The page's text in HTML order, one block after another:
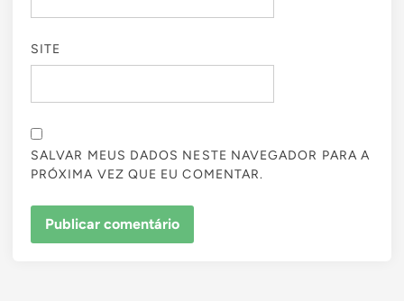
SITE
SALVAR MEUS DADOS NESTE NAVEGADOR PARA A
PRÓXIMA VEZ QUE EU COMENTAR.